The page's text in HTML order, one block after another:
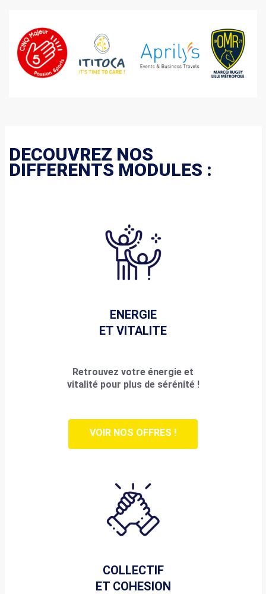
DECOUVREZ NOS
DIFFERENTS MODULES :
ENERGIE
ET VITALITE
Retrouvez votre énergie et
vitalité pour plus de sérénité !
VOIR NOS OFFRES !
COLLECTIF
ET COHESION